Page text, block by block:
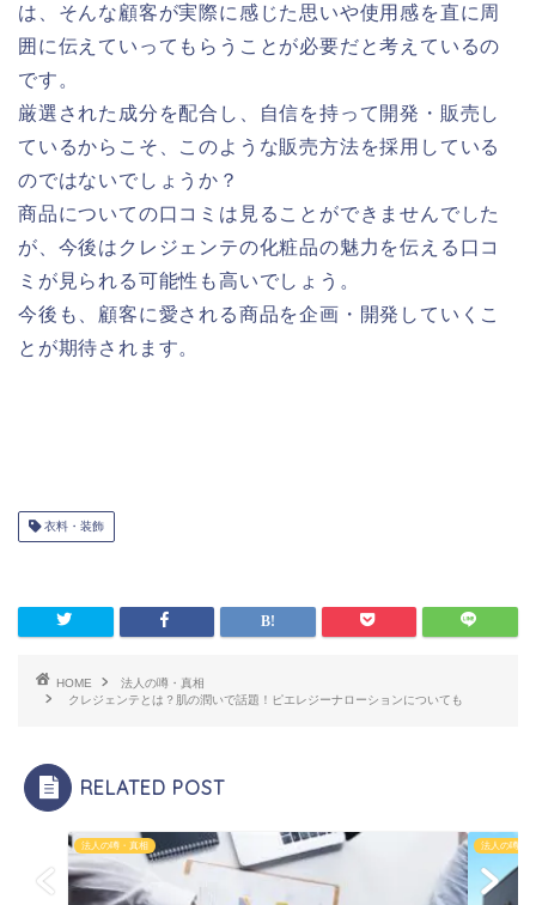
は、そんな顧客が実際に感じた思いや使用感を直に周
囲に伝えていってもらうことが必要だと考えているの
です。
厳選された成分を配合し、自信を持って開発・販売し
ているからこそ、このような販売方法を採用している
のではないでしょうか？
商品についての口コミは見ることができませんでした
が、今後はクレジェンテの化粧品の魅力を伝える口コ
ミが見られる可能性も高いでしょう。
今後も、顧客に愛される商品を企画・開発していくこ
とが期待されます。
衣料・装飾
HOME
法人の噂・真相
クレジェンテとは？肌の潤いで話題！ピエレジーナローションについても
RELATED POST
法人の噂・真相 法人の噂・